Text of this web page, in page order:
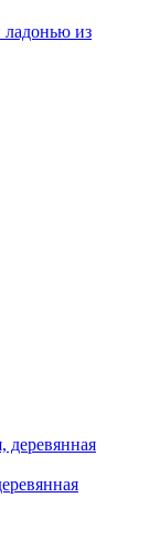
ладонью из